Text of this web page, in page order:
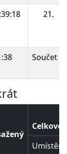
21.
Součet
Celkové
Umístění